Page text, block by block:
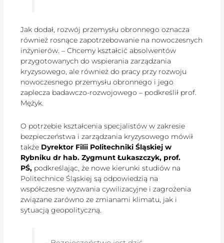
Jak dodał, rozwój przemysłu obronnego oznacza
również rosnące zapotrzebowanie na nowoczesnych
inżynierów. – Chcemy kształcić absolwentów
przygotowanych do wspierania zarządzania
kryzysowego, ale również do pracy przy rozwoju
nowoczesnego przemysłu obronnego i jego
zaplecza badawczo-rozwojowego – podkreślił prof.
Mężyk.
O potrzebie kształcenia specjalistów w zakresie
bezpieczeństwa i zarządzania kryzysowego mówił
także Dyrektor Filii Politechniki Śląskiej w
Rybniku dr hab. Zygmunt Łukaszczyk, prof.
PŚ, podkreślając, że nowe kierunki studiów na
Politechnice Śląskiej są odpowiedzią na
współczesne wyzwania cywilizacyjne i zagrożenia
związane zarówno ze zmianami klimatu, jak i
sytuacją geopolityczną.